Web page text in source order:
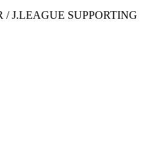
/ J.LEAGUE SUPPORTING